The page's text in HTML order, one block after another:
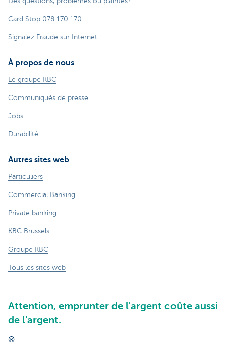
Card Stop 078 170 170
Signalez Fraude sur Internet
À propos de nous
Le groupe KBC
Communiqués de presse
Jobs
Durabilité
Autres sites web
Particuliers
Commercial Banking
Private banking
KBC Brussels
Groupe KBC
Tous les sites web
Attention, emprunter de l'argent coûte aussi
de l'argent.
®